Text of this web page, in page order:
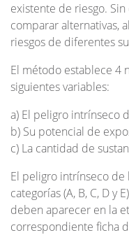
existente de riesgo.
comparar alternativas,
riesgos de diferentes
El método establece 4
siguientes variables:
a) El peligro intrínseco
b) Su potencial de
c) La cantidad de
El peligro intrínseco de
categorías (A, B, C, D y
deben aparecer en la
correspondiente ficha